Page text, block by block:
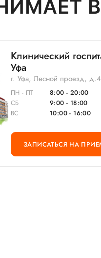
Клинический
Уфа
г. Уфа, Лесной проезд,
ПН - ПТ
8:00 - 20:00
СБ
9:00 - 18:00
ВС
10:00 - 16:00
ЗАПИСАТЬСЯ НА